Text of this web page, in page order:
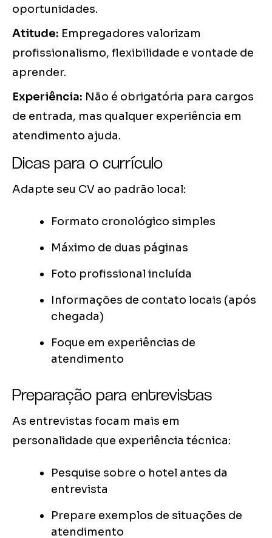
oportunidades.
Atitude: Empregadores valorizam
profissionalismo, flexibilidade e vontade de
aprender.
Experiência: Não é obrigatória para cargos
de entrada, mas qualquer experiência em
atendimento ajuda.
Dicas para o currículo
Adapte seu CV ao padrão local:
Formato cronológico simples
Máximo de duas páginas
Foto profissional incluída
Informações de contato locais (após
chegada)
Foque em experiências de
atendimento
Preparação para entrevistas
As entrevistas focam mais em
personalidade que experiência técnica:
Pesquise sobre o hotel antes da
entrevista
Prepare exemplos de situações de
atendimento